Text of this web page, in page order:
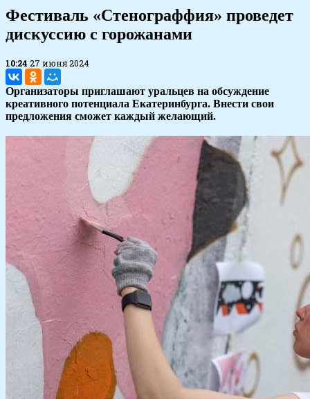
Фестиваль «Стенограффия» проведет
дискуссию с горожанами
10:24 27 июня 2024
Организаторы приглашают уральцев на обсуждение
креативного потенциала Екатеринбурга. Внести свои
предложения сможет каждый желающий.